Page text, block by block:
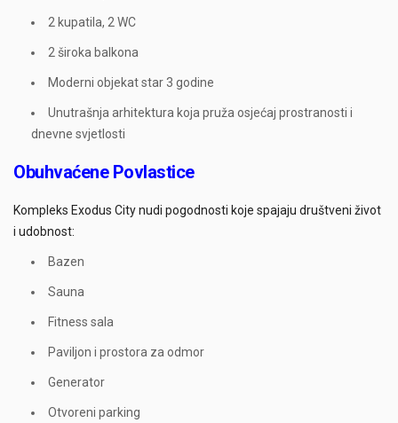
2 kupatila, 2 WC
2 široka balkona
Moderni objekat star 3 godine
Unutrašnja arhitektura koja pruža osjećaj prostranosti i
dnevne svjetlosti
Obuhvaćene Povlastice
Kompleks Exodus City nudi pogodnosti koje spajaju društveni život
i udobnost:
Bazen
Sauna
Fitness sala
Paviljon i prostora za odmor
Generator
Otvoreni parking